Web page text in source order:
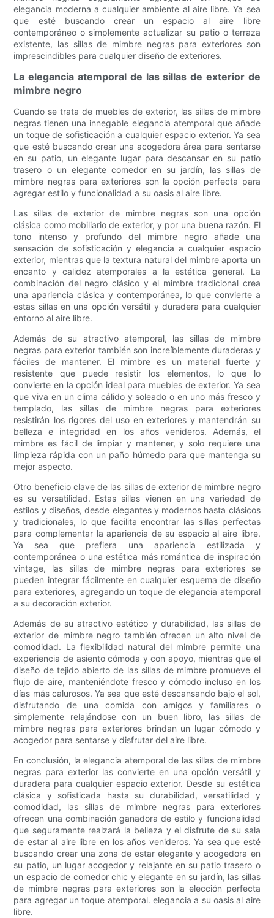
elegancia moderna a cualquier ambiente al aire libre. Ya sea
que esté buscando crear un espacio al aire libre
contemporáneo o simplemente actualizar su patio o terraza
existente, las sillas de mimbre negras para exteriores son
imprescindibles para cualquier diseño de exteriores.
La elegancia atemporal de las sillas de exterior de
mimbre negro
Cuando se trata de muebles de exterior, las sillas de mimbre
negras tienen una innegable elegancia atemporal que añade
un toque de sofisticación a cualquier espacio exterior. Ya sea
que esté buscando crear una acogedora área para sentarse
en su patio, un elegante lugar para descansar en su patio
trasero o un elegante comedor en su jardín, las sillas de
mimbre negras para exteriores son la opción perfecta para
agregar estilo y funcionalidad a su oasis al aire libre.
Las sillas de exterior de mimbre negras son una opción
clásica como mobiliario de exterior, y por una buena razón. El
tono intenso y profundo del mimbre negro añade una
sensación de sofisticación y elegancia a cualquier espacio
exterior, mientras que la textura natural del mimbre aporta un
encanto y calidez atemporales a la estética general. La
combinación del negro clásico y el mimbre tradicional crea
una apariencia clásica y contemporánea, lo que convierte a
estas sillas en una opción versátil y duradera para cualquier
entorno al aire libre.
Además de su atractivo atemporal, las sillas de mimbre
negras para exterior también son increíblemente duraderas y
fáciles de mantener. El mimbre es un material fuerte y
resistente que puede resistir los elementos, lo que lo
convierte en la opción ideal para muebles de exterior. Ya sea
que viva en un clima cálido y soleado o en uno más fresco y
templado, las sillas de mimbre negras para exteriores
resistirán los rigores del uso en exteriores y mantendrán su
belleza e integridad en los años venideros. Además, el
mimbre es fácil de limpiar y mantener, y solo requiere una
limpieza rápida con un paño húmedo para que mantenga su
mejor aspecto.
Otro beneficio clave de las sillas de exterior de mimbre negro
es su versatilidad. Estas sillas vienen en una variedad de
estilos y diseños, desde elegantes y modernos hasta clásicos
y tradicionales, lo que facilita encontrar las sillas perfectas
para complementar la apariencia de su espacio al aire libre.
Ya sea que prefiera una apariencia estilizada y
contemporánea o una estética más romántica de inspiración
vintage, las sillas de mimbre negras para exteriores se
pueden integrar fácilmente en cualquier esquema de diseño
para exteriores, agregando un toque de elegancia atemporal
a su decoración exterior.
Además de su atractivo estético y durabilidad, las sillas de
exterior de mimbre negro también ofrecen un alto nivel de
comodidad. La flexibilidad natural del mimbre permite una
experiencia de asiento cómoda y con apoyo, mientras que el
diseño de tejido abierto de las sillas de mimbre promueve el
flujo de aire, manteniéndote fresco y cómodo incluso en los
días más calurosos. Ya sea que esté descansando bajo el sol,
disfrutando de una comida con amigos y familiares o
simplemente relajándose con un buen libro, las sillas de
mimbre negras para exteriores brindan un lugar cómodo y
acogedor para sentarse y disfrutar del aire libre.
En conclusión, la elegancia atemporal de las sillas de mimbre
negras para exterior las convierte en una opción versátil y
duradera para cualquier espacio exterior. Desde su estética
clásica y sofisticada hasta su durabilidad, versatilidad y
comodidad, las sillas de mimbre negras para exteriores
ofrecen una combinación ganadora de estilo y funcionalidad
que seguramente realzará la belleza y el disfrute de su sala
de estar al aire libre en los años venideros. Ya sea que esté
buscando crear una zona de estar elegante y acogedora en
su patio, un lugar acogedor y relajante en su patio trasero o
un espacio de comedor chic y elegante en su jardín, las sillas
de mimbre negras para exteriores son la elección perfecta
para agregar un toque atemporal. elegancia a su oasis al aire
libre.